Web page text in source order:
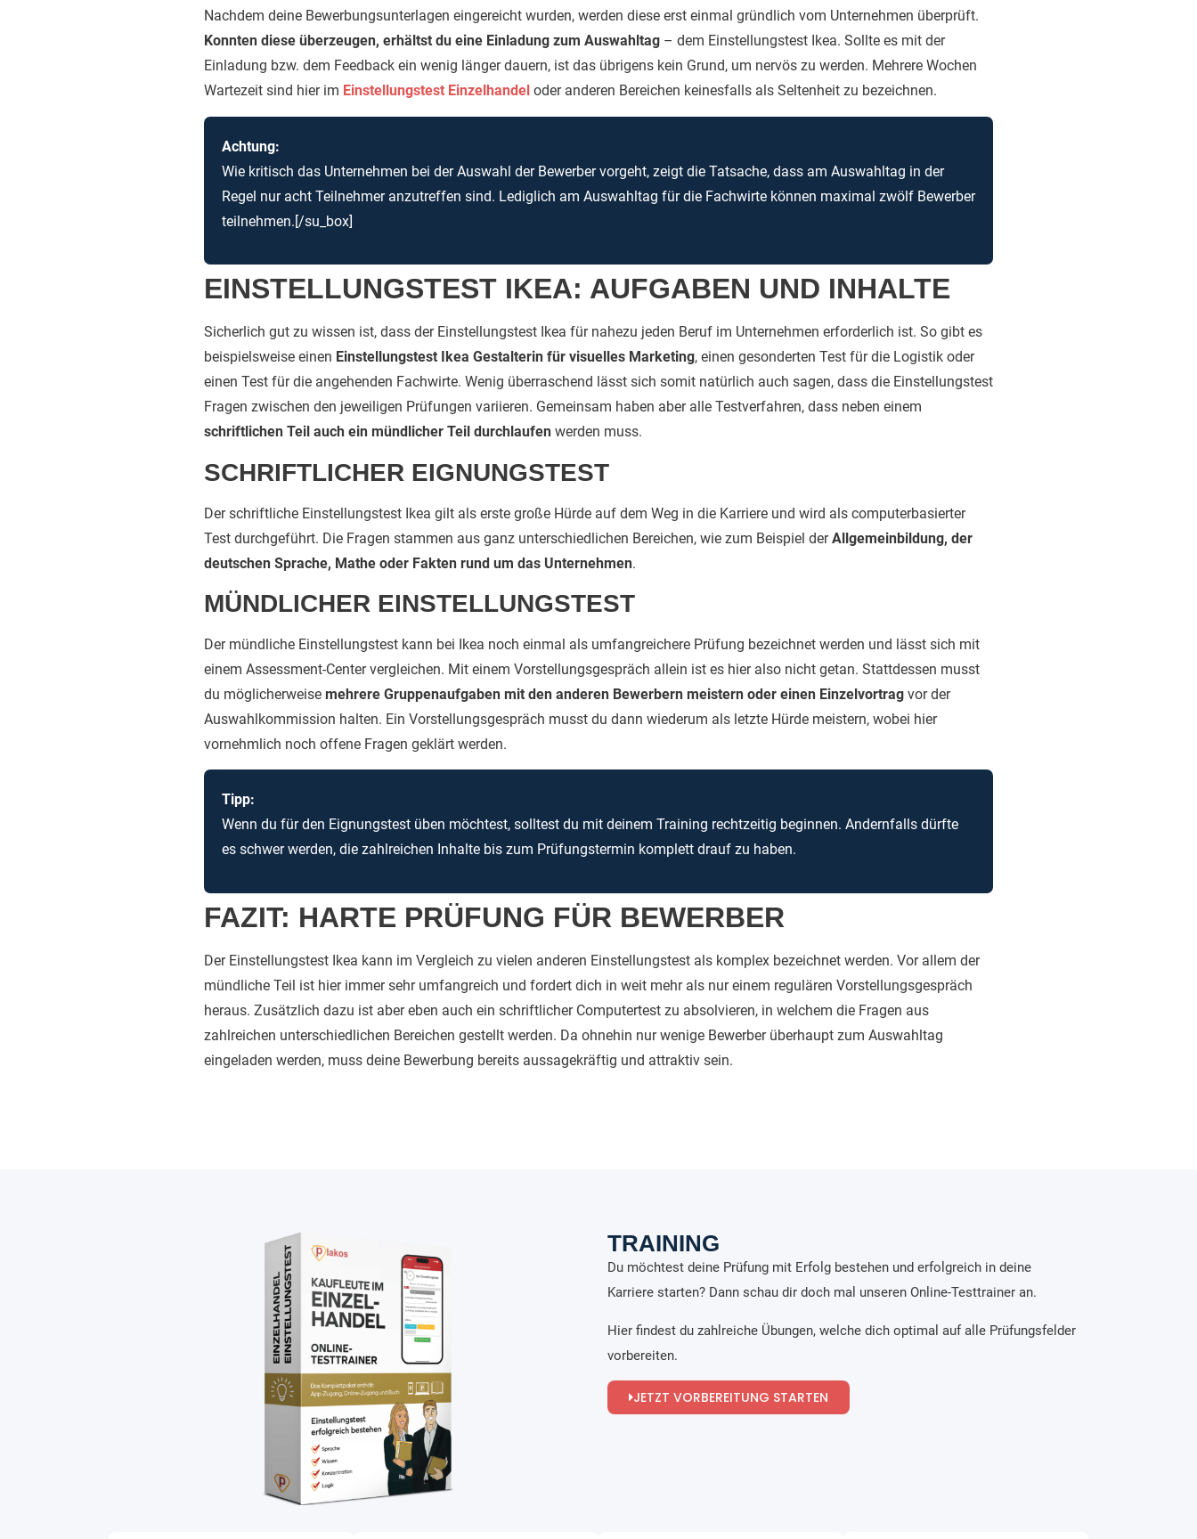
Nachdem deine Bewerbungsunterlagen eingereicht wurden, werden diese erst einmal gründlich vom Unternehmen überprüft.
Konnten diese überzeugen, erhältst du eine Einladung zum Auswahltag – dem Einstellungstest Ikea. Sollte es mit der
Einladung bzw. dem Feedback ein wenig länger dauern, ist das übrigens kein Grund, um nervös zu werden. Mehrere Wochen
Wartezeit sind hier im Einstellungstest Einzelhandel oder anderen Bereichen keinesfalls als Seltenheit zu bezeichnen.
Achtung:
Wie kritisch das Unternehmen bei der Auswahl der Bewerber vorgeht, zeigt die Tatsache, dass am Auswahltag in der
Regel nur acht Teilnehmer anzutreffen sind. Lediglich am Auswahltag für die Fachwirte können maximal zwölf Bewerber
teilnehmen.[/su_box]
EINSTELLUNGSTEST IKEA: AUFGABEN UND INHALTE
Sicherlich gut zu wissen ist, dass der Einstellungstest Ikea für nahezu jeden Beruf im Unternehmen erforderlich ist. So gibt es
beispielsweise einen Einstellungstest Ikea Gestalterin für visuelles Marketing, einen gesonderten Test für die Logistik oder
einen Test für die angehenden Fachwirte. Wenig überraschend lässt sich somit natürlich auch sagen, dass die Einstellungstest
Fragen zwischen den jeweiligen Prüfungen variieren. Gemeinsam haben aber alle Testverfahren, dass neben einem
schriftlichen Teil auch ein mündlicher Teil durchlaufen werden muss.
SCHRIFTLICHER EIGNUNGSTEST
Der schriftliche Einstellungstest Ikea gilt als erste große Hürde auf dem Weg in die Karriere und wird als computerbasierter
Test durchgeführt. Die Fragen stammen aus ganz unterschiedlichen Bereichen, wie zum Beispiel derAllgemeinbildung, der
deutschen Sprache, Mathe oder Fakten rund um das Unternehmen.
MÜNDLICHER EINSTELLUNGSTEST
Der mündliche Einstellungstest kann bei Ikea noch einmal als umfangreichere Prüfung bezeichnet werden und lässt sich mit
einem Assessment-Center vergleichen. Mit einem Vorstellungsgespräch allein ist es hier also nicht getan. Stattdessen musst
du möglicherweise mehrere Gruppenaufgaben mit den anderen Bewerbern meistern oder einen Einzelvortrag vor der
Auswahlkommission halten. Ein Vorstellungsgespräch musst du dann wiederum als letzte Hürde meistern, wobei hier
vornehmlich noch offene Fragen geklärt werden.
Tipp:
Wenn du für den Eignungstest üben möchtest, solltest du mit deinem Training rechtzeitig beginnen. Andernfalls dürfte
es schwer werden, die zahlreichen Inhalte bis zum Prüfungstermin komplett drauf zu haben.
FAZIT: HARTE PRÜFUNG FÜR BEWERBER
Der Einstellungstest Ikea kann im Vergleich zu vielen anderen Einstellungstest als komplex bezeichnet werden. Vor allem der
mündliche Teil ist hier immer sehr umfangreich und fordert dich in weit mehr als nur einem regulären Vorstellungsgespräch
heraus. Zusätzlich dazu ist aber eben auch ein schriftlicher Computertest zu absolvieren, in welchem die Fragen aus
zahlreichen unterschiedlichen Bereichen gestellt werden. Da ohnehin nur wenige Bewerber überhaupt zum Auswahltag
eingeladen werden, muss deine Bewerbung bereits aussagekräftig und attraktiv sein.
TRAINING
Du möchtest deine Prüfung mit Erfolg bestehen und erfolgreich in deine
Karriere starten? Dann schau dir doch mal unseren Online-Testtrainer an.
Hier findest du zahlreiche Übungen, welche dich optimal auf alle Prüfungsfelder
vorbereiten.
JETZT VORBEREITUNG STARTEN